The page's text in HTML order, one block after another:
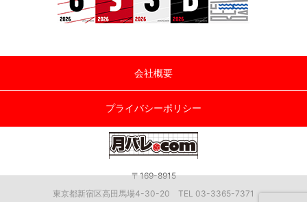
会社概要
プライバシーポリシー
〒169-8915
東京都新宿区高田馬場4-30-20 TEL 03-3365-7371